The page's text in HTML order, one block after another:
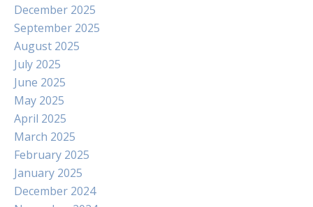
December 2025
September 2025
August 2025
July 2025
June 2025
May 2025
April 2025
March 2025
February 2025
January 2025
December 2024